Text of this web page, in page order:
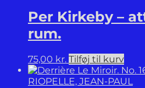
Per Kirkeby –
rum.
75,00 kr. Tilføj til kurv
RIOPELLE, JEAN-PAUL